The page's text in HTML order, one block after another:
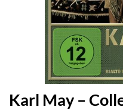
Karl May –